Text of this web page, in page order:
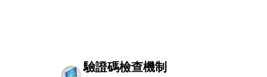
驗證碼檢查機制